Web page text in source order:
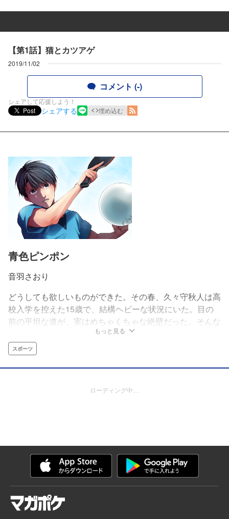
【第1話】猫とカツアゲ
2019/11/02
コメント (-)
シェアして応援しよう！
Post
シェアする 埋め込む
青色ピンポン
音羽さおり
どうしても欲しいものができた。その春、久々守秋人は高
校入学を控えた15歳で、結構ヘビーな状況にいた。目の
前の平坦な道が、実はめちゃくちゃな絶壁だった。そんな
感じの絶望感。偶然出会った「それ」に秋人が惹かれたの
は、たぶんそれが理由だ。――卓球。体に刻み込まれた反
射が、たとえようもなく綺麗だった。決して忘れ得ぬもの
を手に入れるため、初心者・秋人の挑戦がはじまる。
もっと見る
スポーツ
ローディング中…